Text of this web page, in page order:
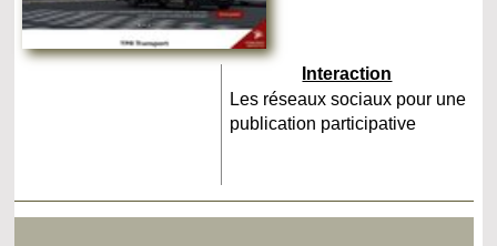
Interaction
Les réseaux sociaux pour une
publication participative